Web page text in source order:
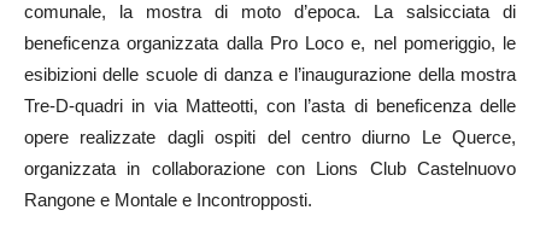
comunale, la mostra di moto d’epoca. La salsicciata di
beneficenza organizzata dalla Pro Loco e, nel pomeriggio, le
esibizioni delle scuole di danza e l’inaugurazione della mostra
Tre-D-quadri in via Matteotti, con l’asta di beneficenza delle
opere realizzate dagli ospiti del centro diurno Le Querce,
organizzata in collaborazione con Lions Club Castelnuovo
Rangone e Montale e Incontropposti.